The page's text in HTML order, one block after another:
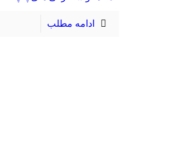
ادامه مطلب